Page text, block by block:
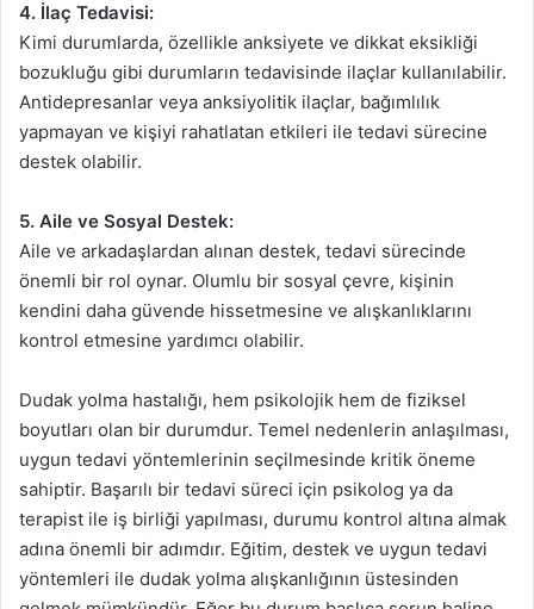
4. İlaç Tedavisi:
Kimi durumlarda, özellikle anksiyete ve dikkat eksikliği
bozukluğu gibi durumların tedavisinde ilaçlar kullanılabilir.
Antidepresanlar veya anksiyolitik ilaçlar, bağımlılık
yapmayan ve kişiyi rahatlatan etkileri ile tedavi sürecine
destek olabilir.
5. Aile ve Sosyal Destek:
Aile ve arkadaşlardan alınan destek, tedavi sürecinde
önemli bir rol oynar. Olumlu bir sosyal çevre, kişinin
kendini daha güvende hissetmesine ve alışkanlıklarını
kontrol etmesine yardımcı olabilir.
Dudak yolma hastalığı, hem psikolojik hem de fiziksel
boyutları olan bir durumdur. Temel nedenlerin anlaşılması,
uygun tedavi yöntemlerinin seçilmesinde kritik öneme
sahiptir. Başarılı bir tedavi süreci için psikolog ya da
terapist ile iş birliği yapılması, durumu kontrol altına almak
adına önemli bir adımdır. Eğitim, destek ve uygun tedavi
yöntemleri ile dudak yolma alışkanlığının üstesinden